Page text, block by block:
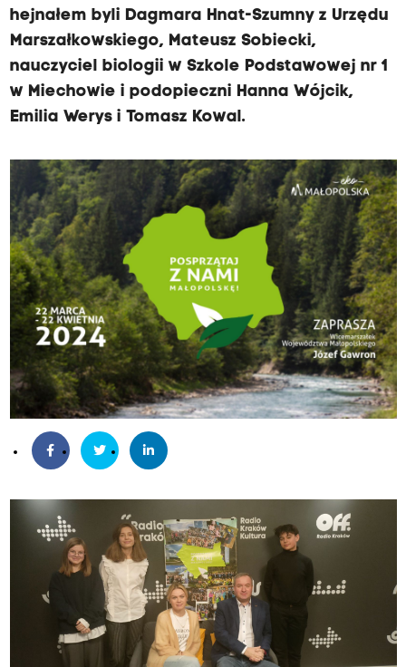
hejnałem byli Dagmara Hnat-Szumny z Urzędu
Marszałkowskiego, Mateusz Sobiecki,
nauczyciel biologii w Szkole Podstawowej nr 1
w Miechowie i podopieczni Hanna Wójcik,
Emilia Werys i Tomasz Kowal.